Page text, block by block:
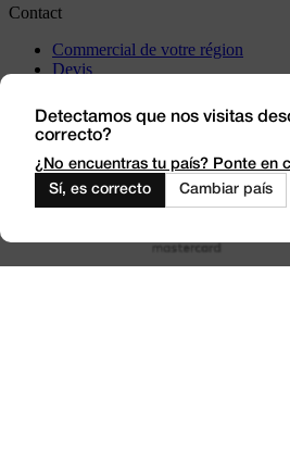
Contact
Commercial de votre région
Devis
Rendez-nous visite
Travaillez avec nous
Outlet
Detectamos que nos visitas
correcto?
¿No encuentras tu país? Ponte en
Sí, es correcto
Cambiar país